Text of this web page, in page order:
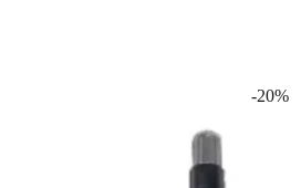
-20%